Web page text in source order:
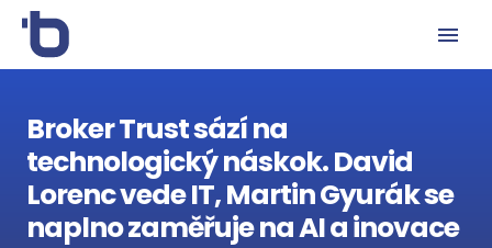
Broker Trust sází na
technologický náskok. David
Lorenc vede IT, Martin Gyurák se
naplno zaměřuje na AI a inovace